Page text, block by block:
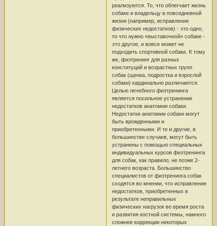
реализуются. То, что облегчает жизнь
собаке и владельцу в повседневной
жизни (например, исправление
физических недостатков) - это одно,
то что нужно «выставочной» собаке -
это другое, и вовсе может не
подходить спортивной собаке. К тому
же, физтренинг для разных
конституций и возрастных групп
собак (щенка, подростка и взрослой
собаки) кардинально различаются.
Целью лечебного физтренинга
является посильное устранение
недостатков анатомии собаки.
Недостатки анатомии собаки могут
быть врожденными и
приобретенными. И те и другие, в
большинстве случаев, могут быть
устранены с помощью специальных
индивидуальных курсов физтренинга
для собак, как правило, не позже 2-
летнего возраста. Большинство
специалистов от физтренинга собак
сходятся во мнении, что исправление
недостатков, приобретенных в
результате неправильных
физических нагрузок во время роста
и развития костной системы, намного
сложнее коррекции некоторых